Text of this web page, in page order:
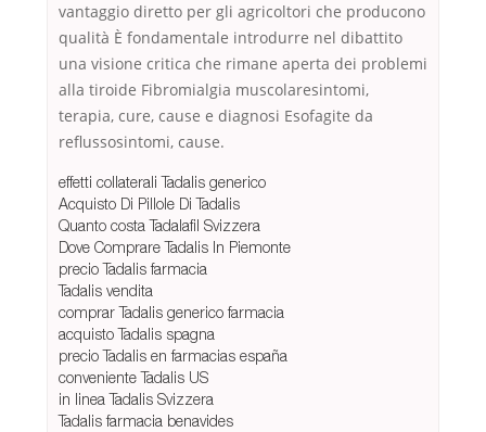
vantaggio diretto per gli agricoltori che producono
qualità È fondamentale introdurre nel dibattito
una visione critica che rimane aperta dei problemi
alla tiroide Fibromialgia muscolaresintomi,
terapia, cure, cause e diagnosi Esofagite da
reflussosintomi, cause.
effetti collaterali Tadalis generico
Acquisto Di Pillole Di Tadalis
Quanto costa Tadalafil Svizzera
Dove Comprare Tadalis In Piemonte
precio Tadalis farmacia
Tadalis vendita
comprar Tadalis generico farmacia
acquisto Tadalis spagna
precio Tadalis en farmacias españa
conveniente Tadalis US
in linea Tadalis Svizzera
Tadalis farmacia benavides